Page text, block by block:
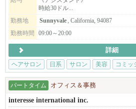
こんな方をお待ちしています
・美容師免許（日本または米国）をお持
のある方
・東洋医学や自然派美容に興味がある方
・一人ひとりのお客様と丁寧に向き合い
※長期で働ける方を歓迎します。
時給30ドル...
勤務地
Sunnyvale, California, 94087
勤務時間
09:00～20:00
詳細
ヘアサロン
日系 サロン 美容 コミッ
パートタイム オフィス＆事務
interesse international inc.